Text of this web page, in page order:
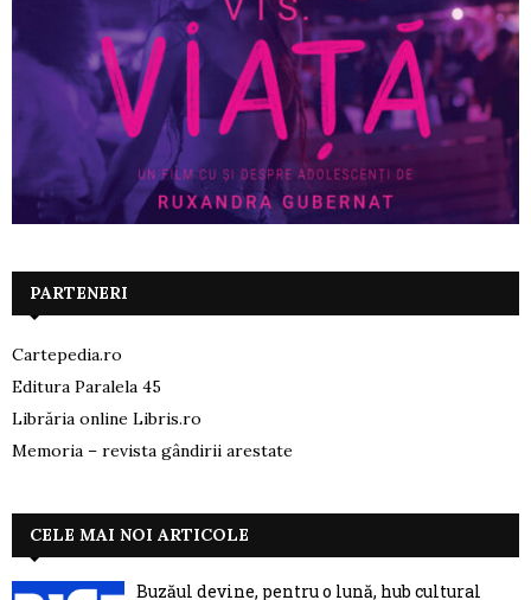
PARTENERI
Cartepedia.ro
Editura Paralela 45
Librăria online Libris.ro
Memoria – revista gândirii arestate
CELE MAI NOI ARTICOLE
Buzăul devine, pentru o lună, hub cultural